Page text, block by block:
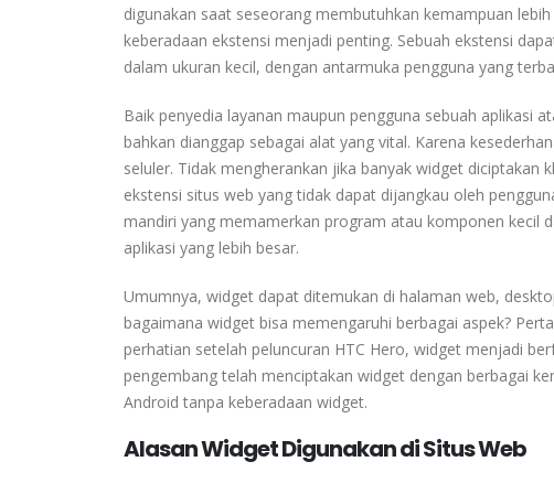
digunakan saat seseorang membutuhkan kemampuan
keberadaan ekstensi menjadi penting. Sebuah ekstensi
dalam ukuran kecil, dengan antarmuka pengguna yang
Baik penyedia layanan maupun pengguna sebuah aplikasi
bahkan dianggap sebagai alat yang vital. Karena
seluler. Tidak mengherankan jika banyak widget diciptakan
ekstensi situs web yang tidak dapat dijangkau oleh
mandiri yang memamerkan program atau komponen kecil
aplikasi yang lebih besar.
Umumnya, widget dapat ditemukan di halaman web,
bagaimana widget bisa memengaruhi berbagai aspek?
perhatian setelah peluncuran HTC Hero, widget menjadi
pengembang telah menciptakan widget dengan berbagai
Android tanpa keberadaan widget.
Alasan Widget Digunakan di Situs Web